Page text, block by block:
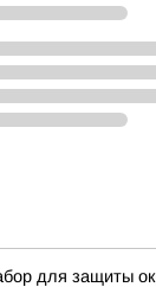
для защиты